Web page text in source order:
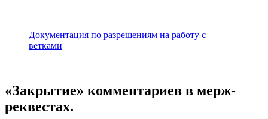
Документация по разрешениям на работу с
ветками
«Закрытие» комментариев в мерж-
реквестах.